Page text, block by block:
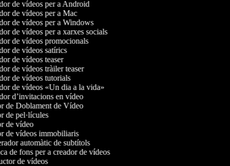
de vídeos per a Android
de vídeos per a Mac
de vídeos per a Windows
de vídeos per a xarxes socials
de vídeos promocionals
de vídeos satírics
de vídeos teaser
de vídeos tràiler teaser
de vídeos tutorials
de vídeos «Un dia a la vida»
d’invitacions en vídeo
de Doblament de Vídeo
de pel·lícules
de vídeo
de vídeos immobiliaris
automàtic de subtítols
de fons per a creador de vídeos
de vídeos